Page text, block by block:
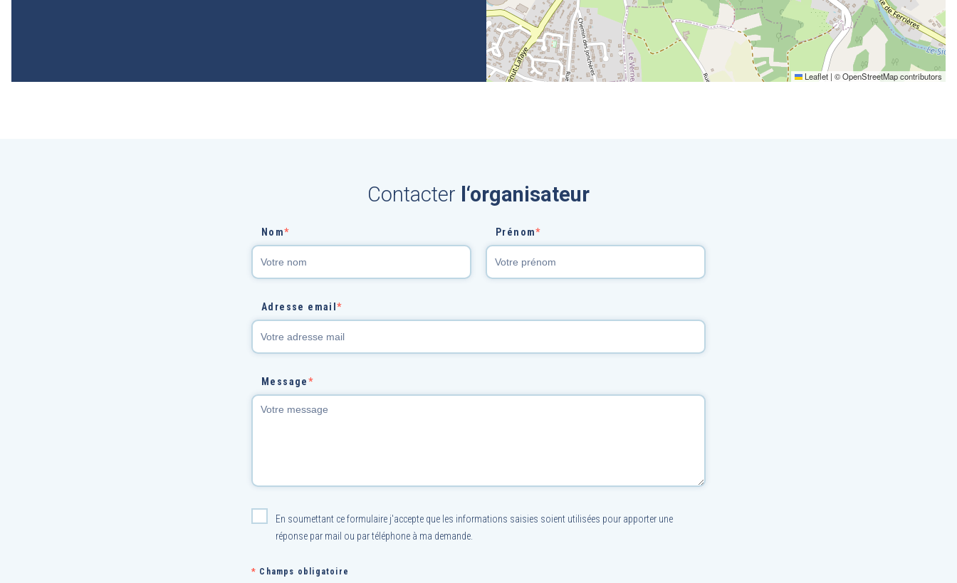
Leaflet | ©OpenStreetMapcontributors
Contacter l‘organisateur
Nom* Prénom*
Adresse email*
Message*
En soumettant ce formulaire j'accepte que les informations saisies soient utilisées pour apporter une
réponse par mail ou par téléphone à ma demande.
* Champs obligatoire